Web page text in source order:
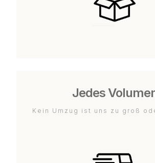
Jedes
Kein Umzug ist uns zu groß